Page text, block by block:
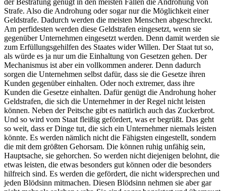
der Bestrafung genügt in den meisten Fällen die Androhung von
Strafe. Also die Androhung oder sogar nur die Möglichkeit einer
Geldstrafe. Dadurch werden die meisten Menschen abgeschreckt.
Am perfidesten werden diese Geldstrafen eingesetzt, wenn sie
gegenüber Unternehmen eingesetzt werden. Denn damit werden sie
zum Erfüllungsgehilfen des Staates wider Willen. Der Staat tut so,
als würde es ja nur um die Einhaltung von Gesetzen gehen. Der
Mechanismus ist aber ein vollkommen anderer. Denn dadurch
sorgen die Unternehmen selbst dafür, dass sie die Gesetze ihren
Kunden gegenüber einhalten. Oder noch extremer, dass ihre
Kunden die Gesetze einhalten. Dafür genügt die Androhung hoher
Geldstrafen, die sich die Unternehmer in der Regel nicht leisten
können. Neben der Peitsche gibt es natürlich auch das Zuckerbrot.
Und so wird vom Staat fleißig gefördert, was er begrüßt. Das geht
so weit, dass er Dinge tut, die sich ein Unternehmer niemals leisten
könnte. Es werden nämlich nicht die Fähigsten eingestellt, sondern
die mit dem größten Gehorsam. Die können ruhig unfähig sein,
Hauptsache, sie gehorchen. So werden nicht diejenigen belohnt, die
etwas leisten, die etwas besonders gut können oder die besonders
hilfreich sind. Es werden die gefördert, die nicht widersprechen und
jeden Blödsinn mitmachen. Diesen Blödsinn nehmen sie aber gar